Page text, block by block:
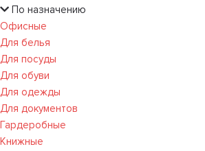
По назначению
Офисные
Для белья
Для посуды
Для обуви
Для одежды
Для документов
Гардеробные
Книжные